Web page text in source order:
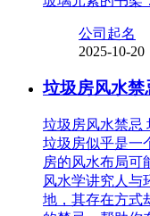
公司起名
2025-10-20
垃圾房风水禁
垃圾房风水禁忌
垃圾房似乎是一
房的风水布局可
风水学讲究人与
地，其存在方式